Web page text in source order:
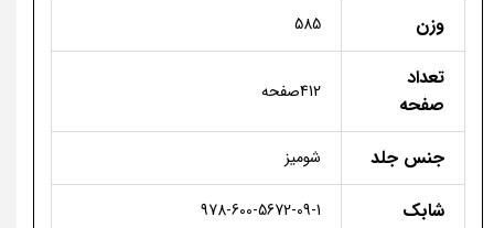
وزن
585
تعداد
صفحه
412صفحه
جنس جلد شومیز
شابک 978-600-5672-09-1